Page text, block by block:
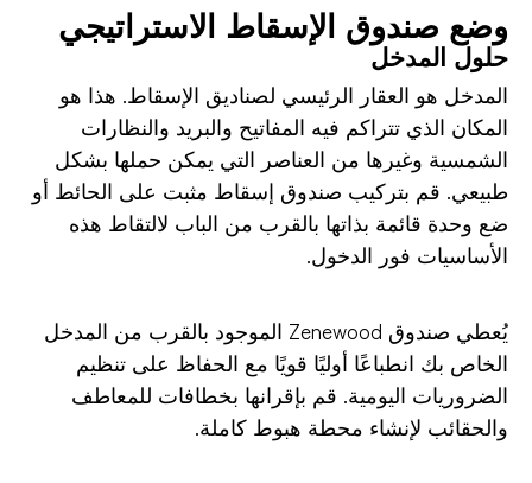
وضع صندوق الإسقاط الاستراتيجي
حلول المدخل
المدخل هو العقار الرئيسي لصناديق الإسقاط. هذا هو
المكان الذي تتراكم فيه المفاتيح والبريد والنظارات
الشمسية وغيرها من العناصر التي يمكن حملها بشكل
طبيعي. قم بتركيب صندوق إسقاط مثبت على الحائط أو
ضع وحدة قائمة بذاتها بالقرب من الباب لالتقاط هذه
الأساسيات فور الدخول.
يُعطي صندوق Zenewood الموجود بالقرب من المدخل
الخاص بك انطباعًا أوليًا قويًا مع الحفاظ على تنظيم
الضروريات اليومية. قم بإقرانها بخطافات للمعاطف
والحقائب لإنشاء محطة هبوط كاملة.